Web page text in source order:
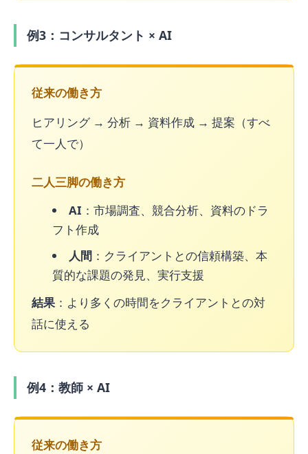
例3：コンサルタント × AI
従来の働き方
ヒアリング → 分析 → 資料作成 → 提案（すべ
て一人で）
二人三脚の働き方
AI ：市場調査、競合分析、資料のドラ
フト作成
人間：クライアントとの信頼構築、本
質的な課題の発見、実行支援
結果 ：より多くの時間をクライアントとの対
話に使える
例4：教師 × AI
従来の働き方